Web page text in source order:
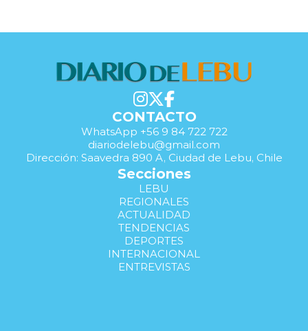
CONTACTO
WhatsApp +56 9 84 722 722
diariodelebu@gmail.com
Dirección: Saavedra 890 A, Ciudad de Lebu, Chile
Secciones
LEBU
REGIONALES
ACTUALIDAD
TENDENCIAS
DEPORTES
INTERNACIONAL
ENTREVISTAS